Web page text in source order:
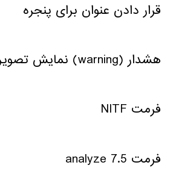
قرار دادن عنوان برای پنجره
هشدار (warning) نمایش تصویرهای خیلی بزرگ
فرمت NITF
فرمت analyze 7.5